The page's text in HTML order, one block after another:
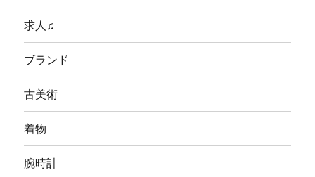
求人♫
ブランド
古美術
着物
腕時計